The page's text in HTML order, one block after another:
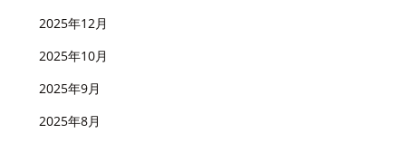
2025年12月
2025年10月
2025年9月
2025年8月